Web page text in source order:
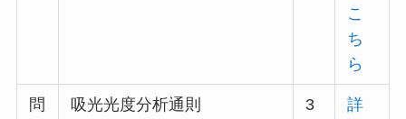
こ
ち
ら
問
吸光光度分析通則 3
詳